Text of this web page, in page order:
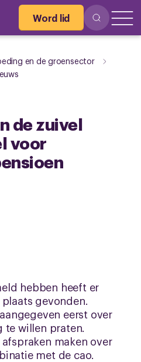
Word lid
en de groensector
de zuivel
voor
hebben heeft er
gevonden.
eerst over
te willen praten.
maken over
met de cao.